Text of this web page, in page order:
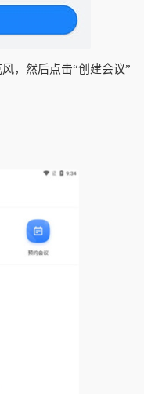
，然后点击“创建会议”